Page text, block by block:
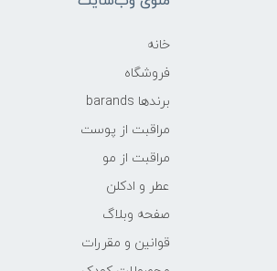
خانه
فروشگاه
برندها barands
مراقبت از پوست
مراقبت از مو
عطر و ادکلن
صفحه وبلاگ
قوانین و مقررات